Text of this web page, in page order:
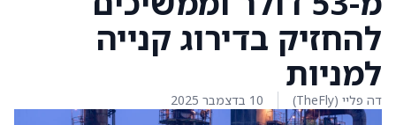
להחזיק בדירוג קנייה
למניות
דה פליי (TheFly) 10 בדצמבר 2025